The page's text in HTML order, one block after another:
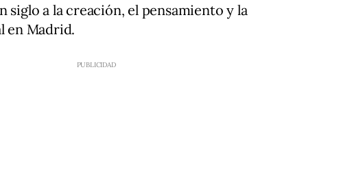
siglo a la creación, el pensamiento y la
en Madrid.